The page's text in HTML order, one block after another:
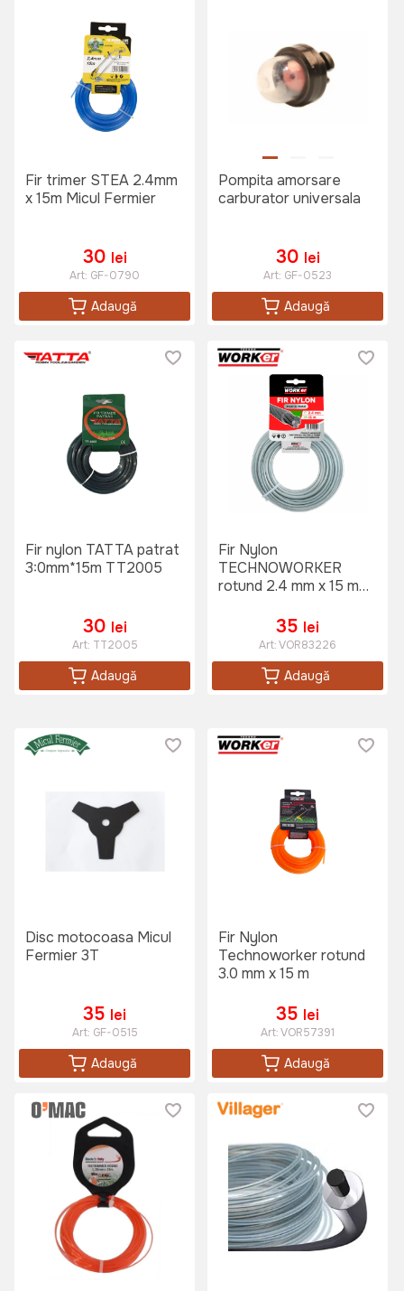
Fir trimer STEA 2.4mm
x 15m Micul Fermier
30 lei
Art: GF-0790
Adaugă
Pompita amorsare
carburator universala
30 lei
Art: GF-0523
Adaugă
Fir nylon TATTA patrat
3:0mm*15m TT2005
30 lei
Art: TT2005
Adaugă
Fir Nylon
TECHNOWORKER
rotund 2.4 mm x 15 m
35 lei
Art:VOR83226
Adaugă
Disc motocoasa Micul
Fermier 3T
35 lei
Art: GF-0515
Adaugă
Fir Nylon
Technoworker rotund
3.0 mm x 15 m
35 lei
Art:VOR57391
Adaugă